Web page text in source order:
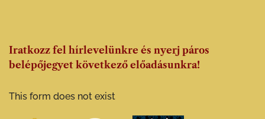
Iratkozz fel hírlevelünkre és nyerj páros
belépőjegyet következő előadásunkra!
This form does not exist